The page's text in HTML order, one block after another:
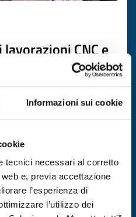
Informazioni sui cookie
tecnici necessari al corretto
e, previa accettazione
l’esperienza di
l’utilizzo dei
CNC e
industriali
SCOPRI DI PIÙ →
2027